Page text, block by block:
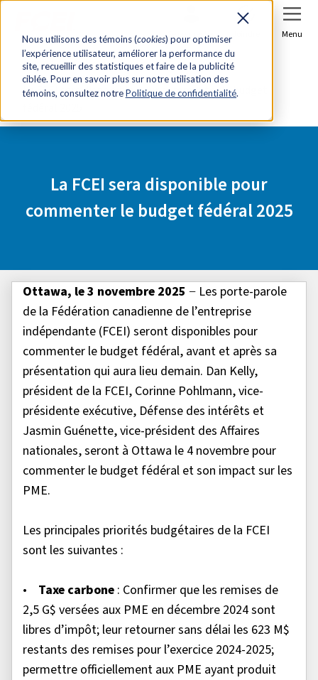
Nous utilisons des témoins (cookies) pour optimiser
l’expérience utilisateur, améliorer la performance du
site, recueillir des statistiques et faire de la publicité
ciblée. Pour en savoir plus sur notre utilisation des
témoins, consultez notrePolitique de confidentialité.
Se connecter Menu
Accueil
Salle de presse
La FCEI sera disponible pour commenter le budget
La FCEI sera disponible pour
commenter le budget fédéral 2025
Ottawa, le 3 novembre 2025 − Les porte-parole
de la Fédération canadienne de l’entreprise
indépendante (FCEI) seront disponibles pour
commenter le budget fédéral, avant et après sa
présentation qui aura lieu demain. Dan Kelly,
président de la FCEI, Corinne Pohlmann, vice-
présidente exécutive, Défense des intérêts et
Jasmin Guénette, vice-président des Affaires
nationales, seront à Ottawa le 4 novembre pour
commenter le budget fédéral et son impact sur les
PME.
Les principales priorités budgétaires de la FCEI
sont les suivantes :
• Taxe carbone : Confirmer que les remises de
2,5 G$ versées aux PME en décembre 2024 sont
libres d’impôt; leur retourner sans délai les 623 M$
restants des remises pour l’exercice 2024-2025;
permettre officiellement aux PME ayant produit